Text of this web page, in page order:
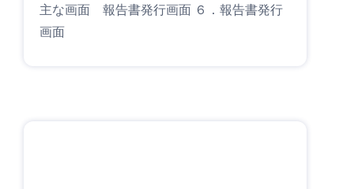
主な画面 報告書発行画面 ６．報告書発行
画面